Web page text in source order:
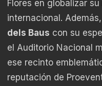
Flores en globalizar
internacional.
dels Baus con su
el Auditorio Nacional
ese recinto
reputación de